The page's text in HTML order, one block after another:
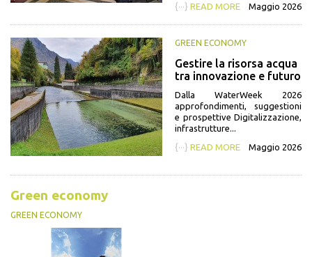
{···} READ MORE Maggio 2026
GREEN ECONOMY
Gestire la risorsa acqua
tra innovazione e futuro
Dalla WaterWeek 2026
approfondimenti, suggestioni
e prospettive Digitalizzazione,
infrastrutture...
{···} READ MORE Maggio 2026
Green economy
GREEN ECONOMY